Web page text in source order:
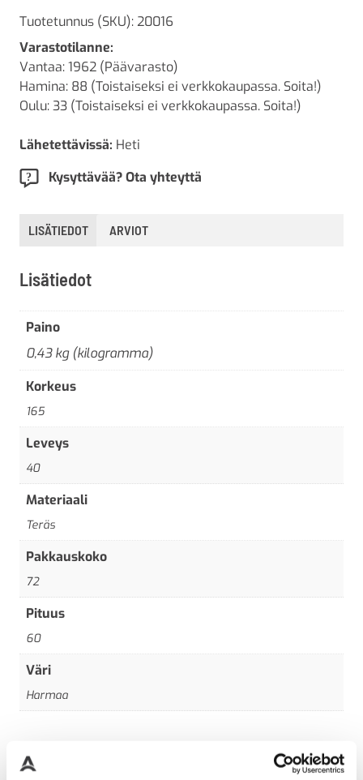
Tuotetunnus (SKU):20016
Varastotilanne:
Vantaa: 1962 (Päävarasto)
Hamina: 88 (Toistaiseksi ei verkkokaupassa. Soita!)
Oulu: 33 (Toistaiseksi ei verkkokaupassa. Soita!)
Lähetettävissä: Heti
Kysyttävää? Ota yhteyttä
LISÄTIEDOT ARVIOT
Lisätiedot
Paino
0,43 kg (kilogramma)
Korkeus
165
Leveys
40
Materiaali
Teräs
Pakkauskoko
72
Pituus
60
Väri
Harmaa